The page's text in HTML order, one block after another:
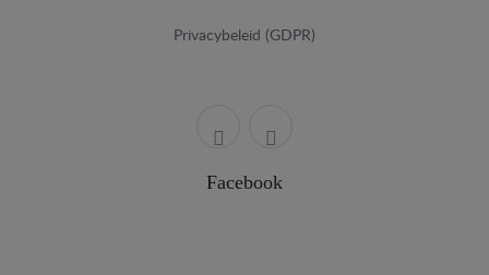
Privacybeleid (GDPR)
Facebook